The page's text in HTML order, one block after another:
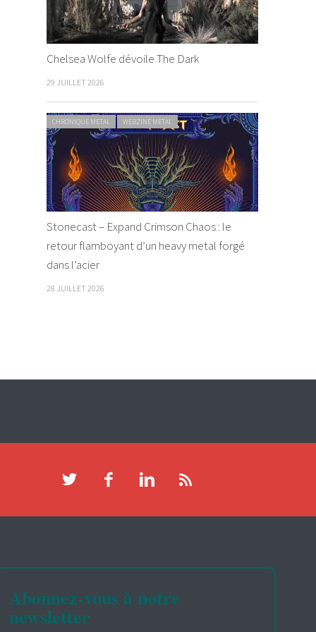
Chelsea Wolfe dévoile The Dark
29 JUILLET 2026
CHRONIQUE METAL WEBZINE METAL
Stonecast – Expand Crimson Chaos : le
retour flamboyant d’un heavy metal forgé
dans l’acier
28 JUILLET 2026
Abonnez-vous à notre
newsletter